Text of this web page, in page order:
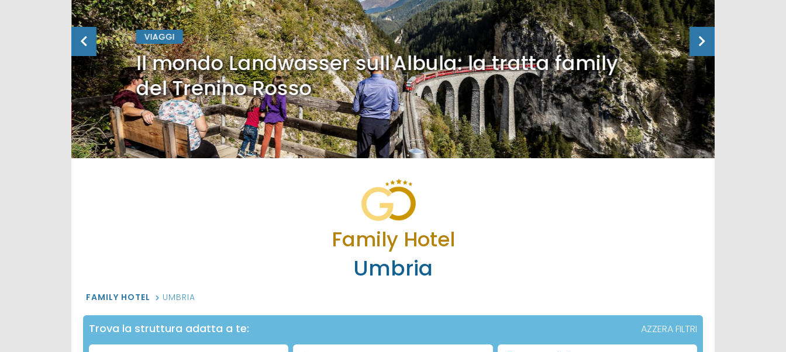
VIAGGI
Il mondo Landwasser sull'Albula: la tratta family
del Trenino Rosso
Family Hotel
Umbria
FAMILY HOTEL UMBRIA
Trova la struttura adatta a te: AZZERA FILTRI